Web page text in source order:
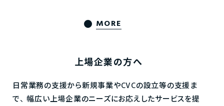
MORE
上場企業の方へ
日常業務の支援から新規事業やCVCの設立等の支援ま
で、 幅広い上場企業のニーズにお応えしたサービスを提